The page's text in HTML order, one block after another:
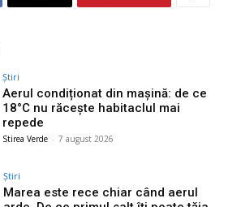
Știri
Aerul condiționat din mașină: de ce
18°C nu răcește habitaclul mai
repede
Stirea Verde - 7 august 2026
Știri
Marea este rece chiar când aerul